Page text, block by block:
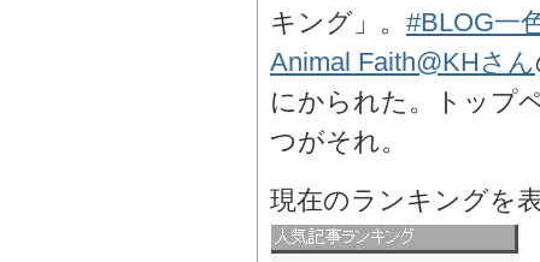
キング」。 #BLOG一
Animal Faith@KHさん
にかられた。トップ
つがそれ。
現在のランキングを